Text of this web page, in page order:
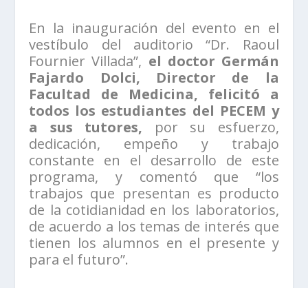
En la inauguración del evento en el
vestíbulo del auditorio “Dr. Raoul
Fournier Villada”, el doctor Germán
Fajardo Dolci, Director de la
Facultad de Medicina, felicitó a
todos los estudiantes del PECEM y
a sus tutores, por su esfuerzo,
dedicación, empeño y trabajo
constante en el desarrollo de este
programa, y comentó que “los
trabajos que presentan es producto
de la cotidianidad en los laboratorios,
de acuerdo a los temas de interés que
tienen los alumnos en el presente y
para el futuro”.